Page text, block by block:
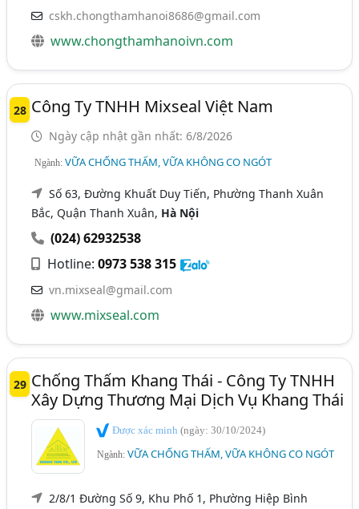
cskh.chongthamhanoi8686@gmail.com
www.chongthamhanoivn.com
28 Công Ty TNHH Mixseal Việt Nam
Ngày cập nhật gần nhất: 6/8/2026
Ngành:VỮA CHỐNG THẤM, VỮA KHÔNG CO NGÓT
Số 63, Đường Khuất Duy Tiến, Phường Thanh Xuân
Bắc, Quận Thanh Xuân, Hà Nội
(024) 62932538
Hotline:0973 538 315
vn.mixseal@gmail.com
www.mixseal.com
29 Chống Thấm Khang Thái - Công Ty TNHH
Xây Dựng Thương Mại Dịch Vụ Khang Thái
Được xác minh(ngày: 30/10/2024)
Ngành:VỮA CHỐNG THẤM, VỮA KHÔNG CO NGÓT
2/8/1 Đường Số 9, Khu Phố 1, Phường Hiệp Bình